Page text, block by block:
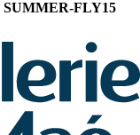
SUMMER-FLY15